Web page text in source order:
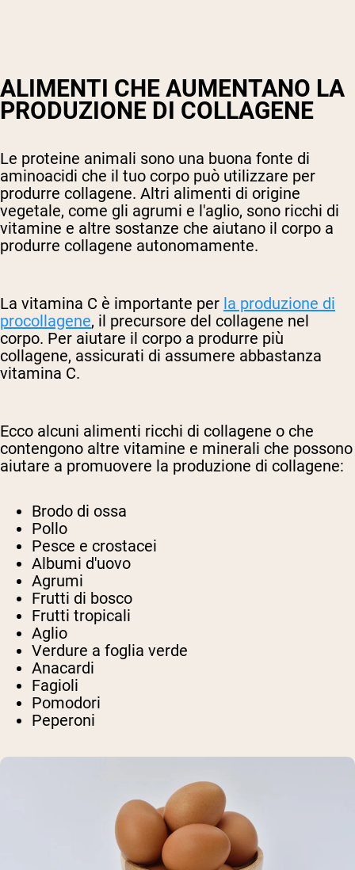
ALIMENTI CHE AUMENTANO LA
PRODUZIONE DI COLLAGENE
Le proteine animali sono una buona fonte di
aminoacidi che il tuo corpo può utilizzare per
produrre collagene. Altri alimenti di origine
vegetale, come gli agrumi e l'aglio, sono ricchi di
vitamine e altre sostanze che aiutano il corpo a
produrre collagene autonomamente.
La vitamina C è importante per la produzione di
procollagene, il precursore del collagene nel
corpo. Per aiutare il corpo a produrre più
collagene, assicurati di assumere abbastanza
vitamina C.
Ecco alcuni alimenti ricchi di collagene o che
contengono altre vitamine e minerali che possono
aiutare a promuovere la produzione di collagene:
Brodo di ossa
Pollo
Pesce e crostacei
Albumi d'uovo
Agrumi
Frutti di bosco
Frutti tropicali
Aglio
Verdure a foglia verde
Anacardi
Fagioli
Pomodori
Peperoni